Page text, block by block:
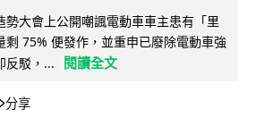
勢大會上公開嘲諷電動車車主患有「里
剩 75% 便發作，並重申已廢除電動車強
反駁，...
閱讀全文
分享